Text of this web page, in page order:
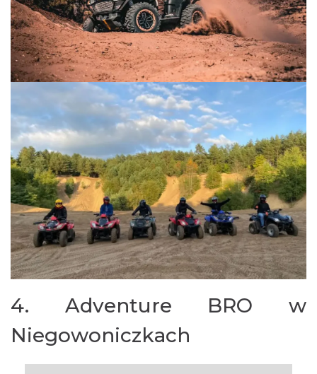
4. Adventure BRO w
Niegowoniczkach